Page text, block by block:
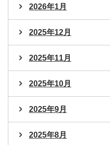
2026年1月
2025年12月
2025年11月
2025年10月
2025年9月
2025年8月